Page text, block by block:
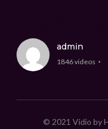
admin
1846 videos
© 2021 Vidio by